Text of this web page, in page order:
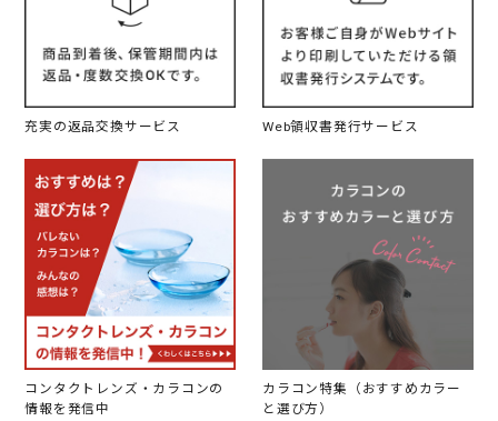
充実の返品交換サービス Web領収書発行サービス
コンタクトレンズ・カラコンの
情報を発信中
カラコン特集（おすすめカラー
と選び方）